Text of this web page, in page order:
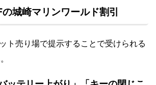
の城崎マリンワールド割引
ト売り場で提示することで受けられる